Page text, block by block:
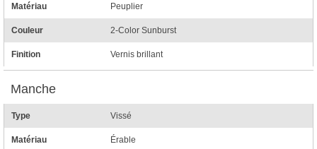
Matériau Peuplier
Couleur 2-Color Sunburst
Finition Vernis brillant
Manche
Type Vissé
Matériau Érable